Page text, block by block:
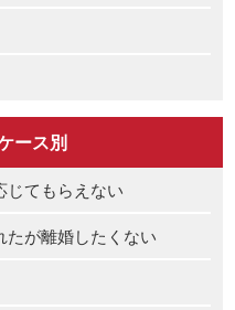
ース別
じてもらえない
が離婚したくない